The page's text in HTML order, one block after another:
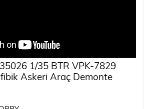
1/35 BTR VPK-7829
Askeri Araç Demonte